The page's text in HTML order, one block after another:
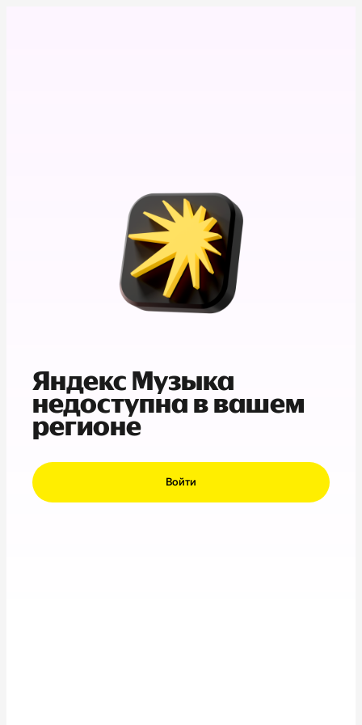
Яндекс Музыка
недоступна в вашем
регионе
Войти